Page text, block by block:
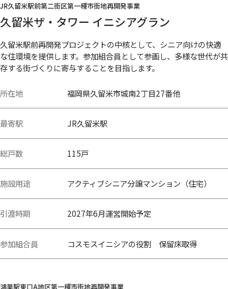
JR久留米駅前第二街区第一種市街地再開発事業
久留米ザ・タワー イニシアグラン
久留米駅前再開発プロジェクトの中核として、シニア向けの快適
な住環境を提供します。参加組合員として参画し、多様な世代が共
存する街づくりに寄与することを目指します。
所在地 福岡県久留米市城南2丁目27番他
最寄駅 JR久留米駅
総戸数 115戸
施設用途 アクティブシニア分譲マンション（住宅）
引渡時期 2027年6月運営開始予定
参加組合員 コスモスイニシアの役割 保留床取得
鴻巣駅東口A地区第一種市街地再開発事業